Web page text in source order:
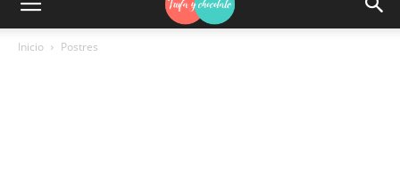
Inicio Postres